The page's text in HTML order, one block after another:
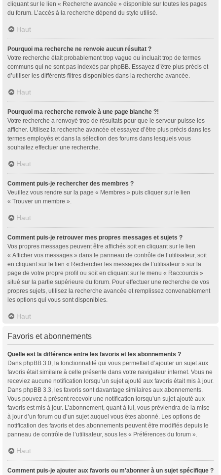
cliquant sur le lien « Recherche avancée » disponible sur toutes les pages
du forum. L’accès à la recherche dépend du style utilisé.
Haut
Pourquoi ma recherche ne renvoie aucun résultat ?
Votre recherche était probablement trop vague ou incluait trop de termes
communs qui ne sont pas indexés par phpBB. Essayez d’être plus précis et
d’utiliser les différents filtres disponibles dans la recherche avancée.
Haut
Pourquoi ma recherche renvoie à une page blanche ?!
Votre recherche a renvoyé trop de résultats pour que le serveur puisse les
afficher. Utilisez la recherche avancée et essayez d’être plus précis dans les
termes employés et dans la sélection des forums dans lesquels vous
souhaitez effectuer une recherche.
Haut
Comment puis-je rechercher des membres ?
Veuillez vous rendre sur la page « Membres » puis cliquer sur le lien
« Trouver un membre ».
Haut
Comment puis-je retrouver mes propres messages et sujets ?
Vos propres messages peuvent être affichés soit en cliquant sur le lien
« Afficher vos messages » dans le panneau de contrôle de l’utilisateur, soit
en cliquant sur le lien « Rechercher les messages de l’utilisateur » sur la
page de votre propre profil ou soit en cliquant sur le menu « Raccourcis »
situé sur la partie supérieure du forum. Pour effectuer une recherche de vos
propres sujets, utilisez la recherche avancée et remplissez convenablement
les options qui vous sont disponibles.
Haut
Favoris et abonnements
Quelle est la différence entre les favoris et les abonnements ?
Dans phpBB 3.0, la fonctionnalité qui vous permettait d’ajouter un sujet aux
favoris était similaire à celle présente dans votre navigateur internet. Vous ne
receviez aucune notification lorsqu’un sujet ajouté aux favoris était mis à jour.
Dans phpBB 3.3, les favoris sont davantage similaires aux abonnements.
Vous pouvez à présent recevoir une notification lorsqu’un sujet ajouté aux
favoris est mis à jour. L’abonnement, quant à lui, vous préviendra de la mise
à jour d’un forum ou d’un sujet auquel vous êtes abonné. Les options de
notification des favoris et des abonnements peuvent être modifiés depuis le
panneau de contrôle de l’utilisateur, sous les « Préférences du forum ».
Haut
Comment puis-je ajouter aux favoris ou m’abonner à un sujet spécifique ?